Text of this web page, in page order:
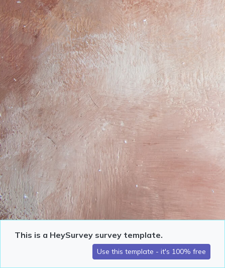
This is a HeySurvey survey template.